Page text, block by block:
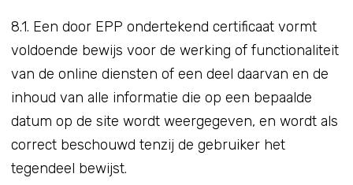
8.1. Een door EPP ondertekend certificaat vormt
voldoende bewijs voor de werking of functionaliteit
van de online diensten of een deel daarvan en de
inhoud van alle informatie die op een bepaalde
datum op de site wordt weergegeven, en wordt als
correct beschouwd tenzij de gebruiker het
tegendeel bewijst.